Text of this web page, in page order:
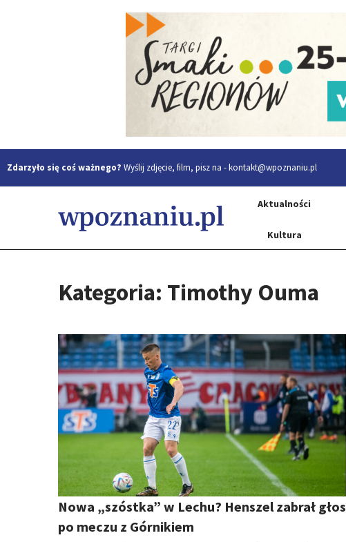
Zdarzyło się coś ważnego? Wyślij zdjęcie, film, pisz na -kontakt@wpoznaniu.pl
Aktualności
Kultura
Kategoria: Timothy Ouma
Nowa „szóstka” w Lechu? Henszel zabrał głos
po meczu z Górnikiem